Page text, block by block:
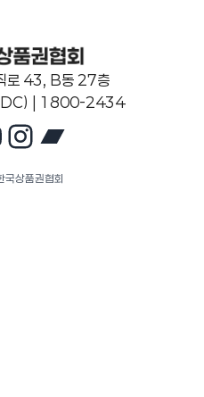
로 43, B동 27층
| 1800-2434
Instagram
상품권협회